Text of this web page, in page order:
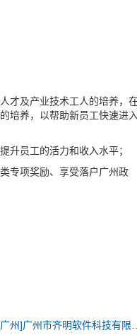
才及产业技术工人的培养，
培养，以帮助新员工快速进
升员工的活力和收入水平；
专项奖励、享受落户广州政
[广州]广州市